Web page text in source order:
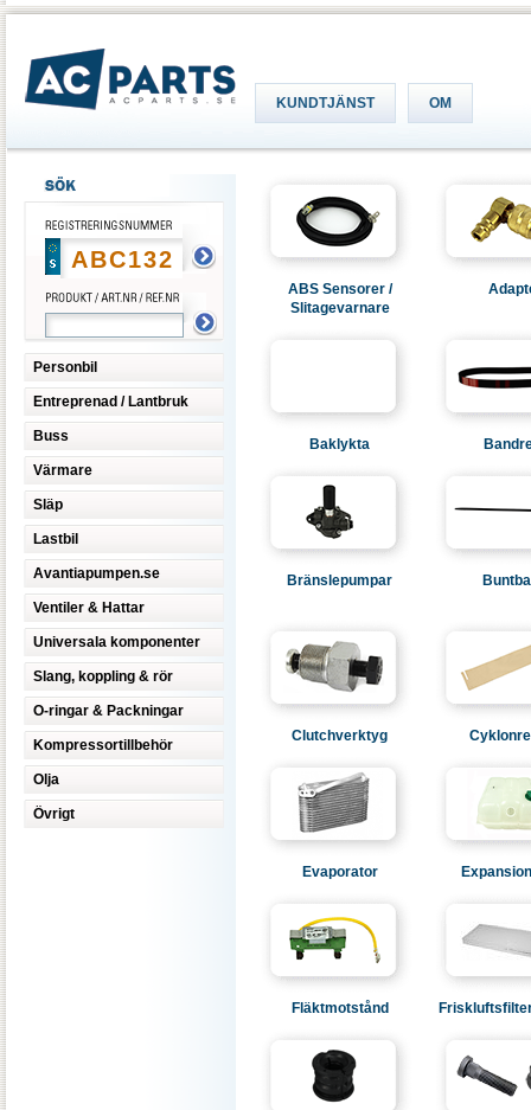
KUNDTJÄNST OM
Personbil
Entreprenad / Lantbruk
Buss
Värmare
Släp
Lastbil
Avantiapumpen.se
Ventiler & Hattar
Universala komponenter
Slang, koppling & rör
O-ringar & Packningar
Kompressortillbehör
Olja
Övrigt
ABS Sensorer /
Slitagevarnare
Baklykta
Bränslepumpar
Clutchverktyg
Evaporator
Fläktmotstånd